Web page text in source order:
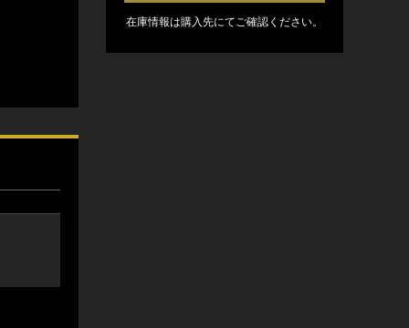
在庫情報は購入先にてご確認ください。